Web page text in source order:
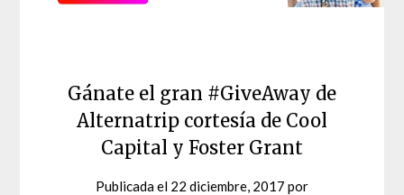
Gánate el gran #GiveAway de
Alternatrip cortesía de Cool
Capital y Foster Grant
Publicada el 22 diciembre, 2017 por